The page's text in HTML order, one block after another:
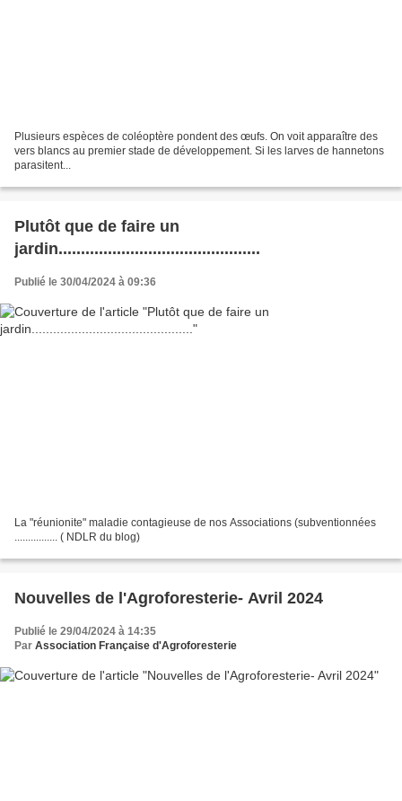
Plusieurs espèces de coléoptère pondent des œufs. On voit apparaître des
vers blancs au premier stade de développement. Si les larves de hannetons
parasitent...
Plutôt que de faire un
jardin.............................................
Publié le 30/04/2024 à 09:36
La "réunionite" maladie contagieuse de nos Associations (subventionnées
................ ( NDLR du blog)
Nouvelles de l'Agroforesterie- Avril 2024
Publié le 29/04/2024 à 14:35
Par Association Française d'Agroforesterie